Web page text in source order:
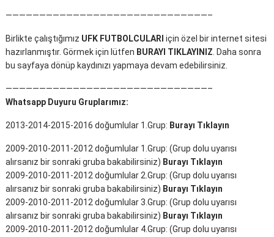
——————————————————————————————–
Birlikte çalıştığımız UFK FUTBOLCULARI için özel bir internet sitesi
hazırlanmıştır. Görmek için lütfen BURAYI TIKLAYINIZ . Daha sonra
bu sayfaya dönüp kaydınızı yapmaya devam edebilirsiniz.
——————————————————————————————–
Whatsapp Duyuru Gruplarımız:
2013-2014-2015-2016 doğumlular 1.Grup: Burayı Tıklayın
2009-2010-2011-2012 doğumlular 1.Grup: (Grup dolu uyarısı
alırsanız bir sonraki gruba bakabilirsiniz) Burayı Tıklayın
2009-2010-2011-2012 doğumlular 2.Grup: (Grup dolu uyarısı
alırsanız bir sonraki gruba bakabilirsiniz) Burayı Tıklayın
2009-2010-2011-2012 doğumlular 3.Grup: (Grup dolu uyarısı
alırsanız bir sonraki gruba bakabilirsiniz) Burayı Tıklayın
2009-2010-2011-2012 doğumlular 4.Grup: (Grup dolu uyarısı